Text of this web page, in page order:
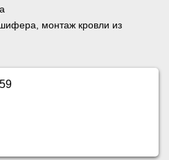
монтаж кровли из